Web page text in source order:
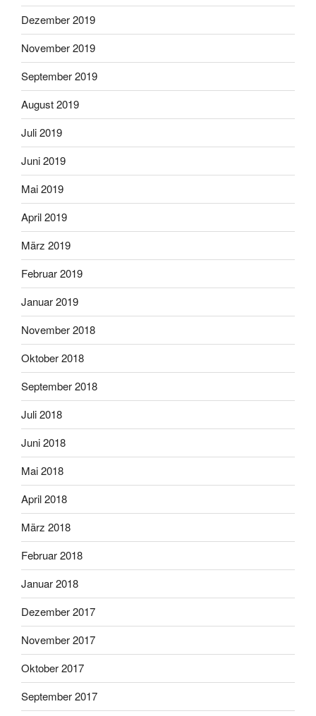
Dezember 2019
November 2019
September 2019
August 2019
Juli 2019
Juni 2019
Mai 2019
April 2019
März 2019
Februar 2019
Januar 2019
November 2018
Oktober 2018
September 2018
Juli 2018
Juni 2018
Mai 2018
April 2018
März 2018
Februar 2018
Januar 2018
Dezember 2017
November 2017
Oktober 2017
September 2017